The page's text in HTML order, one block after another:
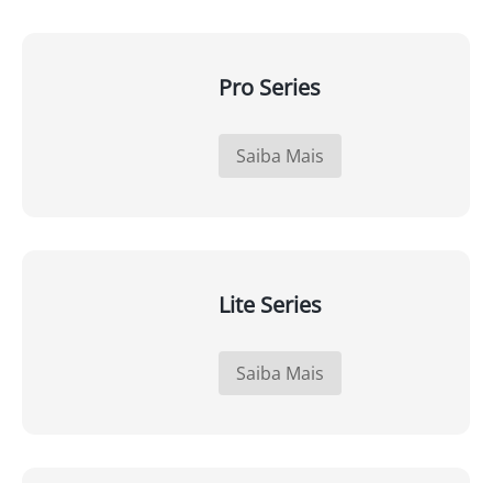
Pro Series
Saiba Mais
Lite Series
Saiba Mais